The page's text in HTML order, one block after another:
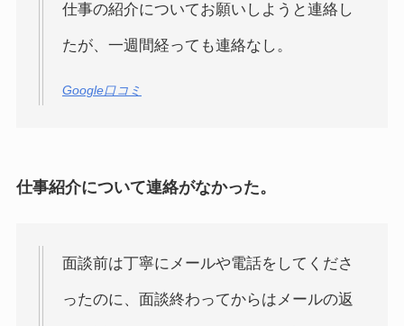
仕事の紹介についてお願いしようと連絡し
たが、一週間経っても連絡なし。
Google口コミ
仕事紹介について連絡がなかった。
面談前は丁寧にメールや電話をしてくださ
ったのに、面談終わってからはメールの返